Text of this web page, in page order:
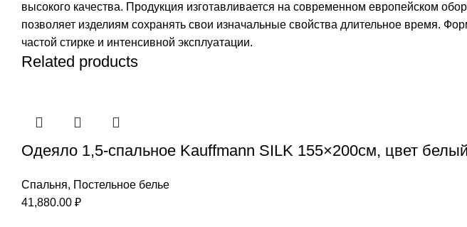
высокого качества. Продукция изготавливается на современном европейском
позволяет изделиям сохранять свои изначальные свойства длительное время.
частой стирке и интенсивной эксплуатации.
Related products
Одеяло 1,5-спальное Kauffmann SILK 155×200см, цвет белый
Спальня, Постельное белье
41,880.00 ₽